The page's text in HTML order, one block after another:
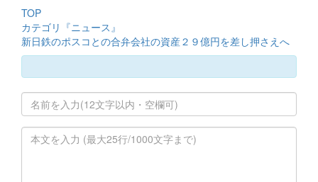
TOP
カテゴリ『ニュース』
新日鉄のポスコとの合弁会社の資産２９億円を差し押さえへ